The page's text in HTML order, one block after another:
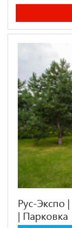
Рус-Экспо
| Парковка